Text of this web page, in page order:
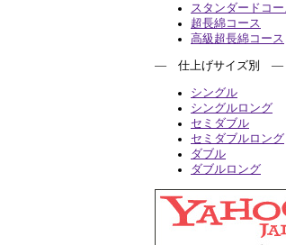
スタンダードコー
超長綿コース
高級超長綿コース
― 仕上げサイズ別 ―
シングル
シングルロング
セミダブル
セミダブルロング
ダブル
ダブルロング